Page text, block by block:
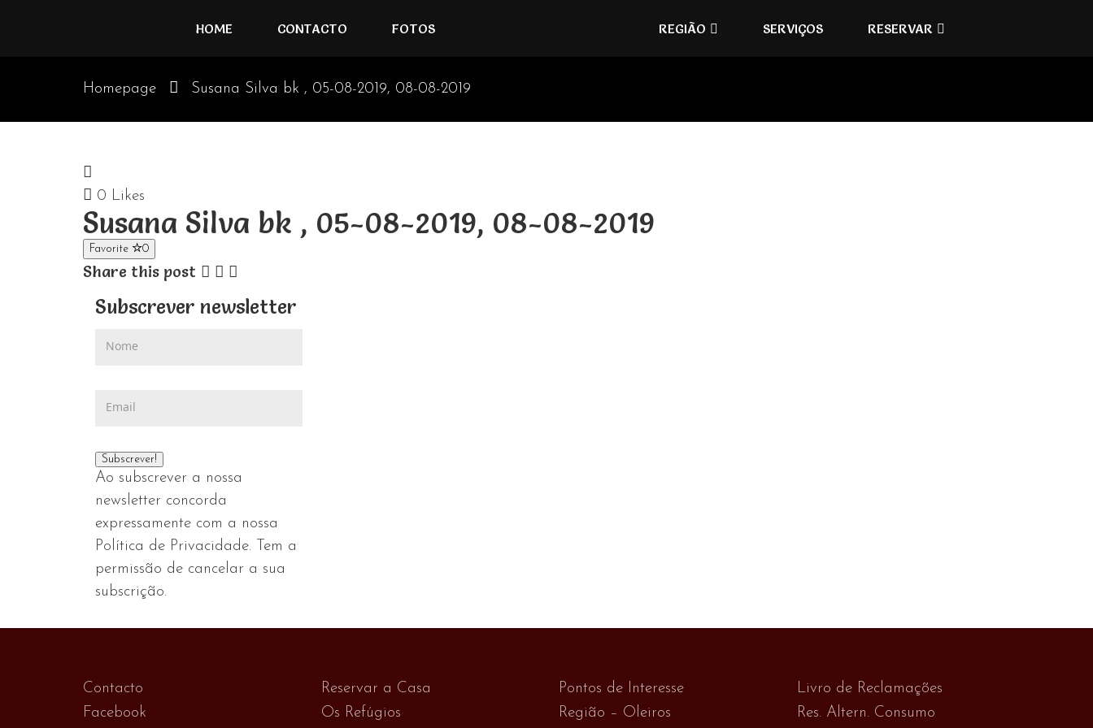
HOME CONTACTO FOTOS REGIÃO SERVIÇOS RESERVAR
Homepage Susana Silva bk , 05-08-2019, 08-08-2019
0 Likes
Susana Silva bk , 05-08-2019, 08-08-2019
Favorite 0
Share this post
Subscrever newsletter
Ao subscrever a nossa
newsletter concorda
expressamente com a nossa
Política de Privacidade. Tem a
permissão de cancelar a sua
subscrição.
Contacto
Facebook
Reservar a Casa
Os Refúgios
Pontos de Interesse
Região – Oleiros
Livro de Reclamações
Res. Altern. Consumo